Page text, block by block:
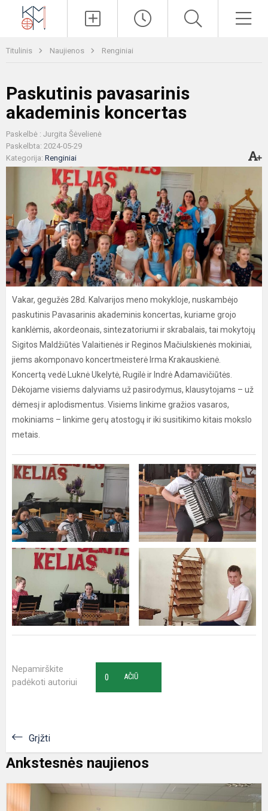
Titulinis Naujienos Renginiai
Paskutinis pavasarinis
akademinis koncertas
Paskelbė : Jurgita Šėvelienė
Paskelbta: 2024-05-29
Kategorija: Renginiai
Vakar, gegužės 28d. Kalvarijos meno mokykloje, nuskambėjo
paskutinis Pavasarinis akademinis koncertas, kuriame grojo
kanklėmis, akordeonais, sintezatoriumi ir skrabalais, tai mokytojų
Sigitos Maldžiūtės Valaitienės ir Reginos Mačiulskienės mokiniai,
jiems akomponavo koncertmeisterė Irma Krakauskienė.
Koncertą vedė Luknė Ukelytė, Rugilė ir Indrė Adamavičiūtės.
Dėkojame visiems dalyviams už pasirodymus, klausytojams – už
dėmesį ir aplodismentus. Visiems linkime gražios vasaros,
mokiniams – linkime gerų atostogų ir iki susitikimo kitais mokslo
metais.
Nepamirškite
padėkoti autoriui
AČIŪ
0
Grįžti
Ankstesnės naujienos